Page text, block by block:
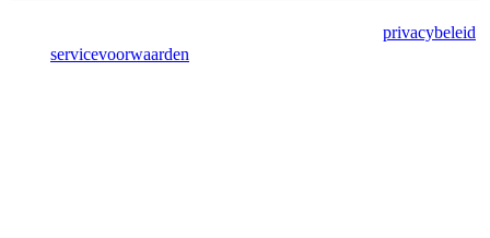
privacybeleid
servicevoorwaarden